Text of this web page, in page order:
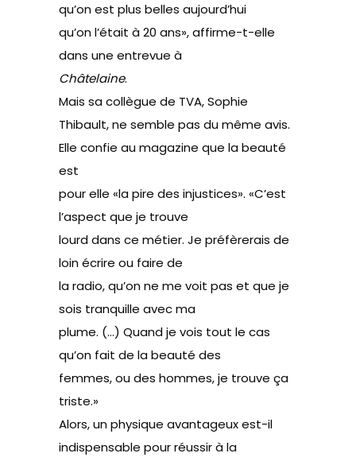
qu’on est plus belles aujourd’hui
qu’on l’était à 20 ans», affirme-t-elle
dans une entrevue à
Châtelaine.
Mais sa collègue de TVA, Sophie
Thibault, ne semble pas du même avis.
Elle confie au magazine que la beauté
est
pour elle «la pire des injustices». «C’est
l’aspect que je trouve
lourd dans ce métier. Je préfèrerais de
loin écrire ou faire de
la radio, qu’on ne me voit pas et que je
sois tranquille avec ma
plume. (…) Quand je vois tout le cas
qu’on fait de la beauté des
femmes, ou des hommes, je trouve ça
triste.»
Alors, un physique avantageux est-il
indispensable pour réussir à la